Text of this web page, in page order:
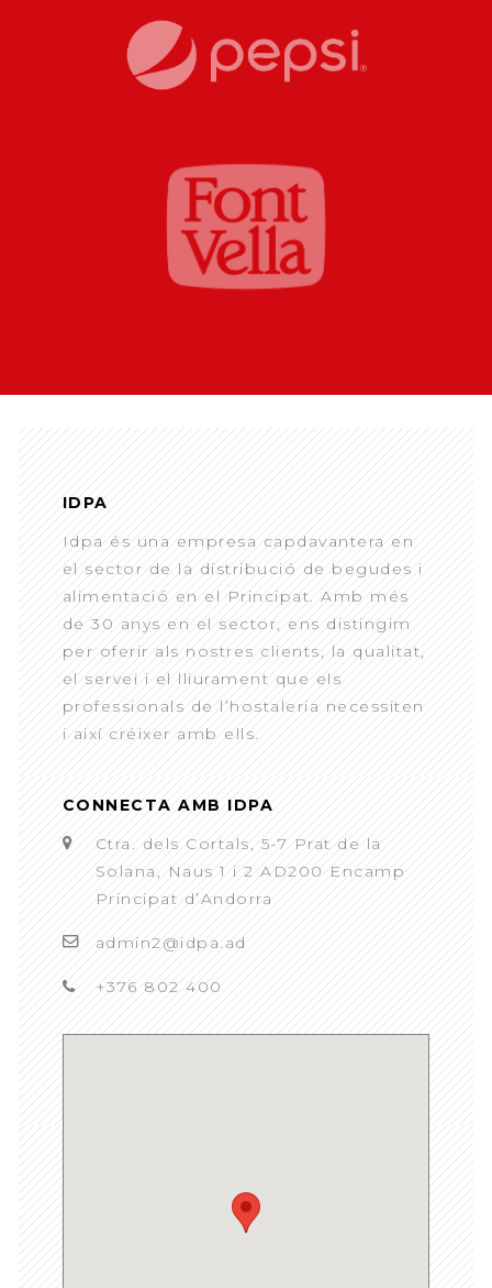
IDPA
Idpa és una empresa capdavantera en
el sector de la distribució de begudes i
alimentació en el Principat. Amb més
de 30 anys en el sector, ens distingim
per oferir als nostres clients, la qualitat,
el servei i el lliurament que els
professionals de l’hostaleria necessiten
i així créixer amb ells.
CONNECTA AMB IDPA
Ctra. dels Cortals, 5-7 Prat de la
Solana, Naus 1 i 2 AD200 Encamp
Principat d’Andorra
admin2@idpa.ad
+376 802 400